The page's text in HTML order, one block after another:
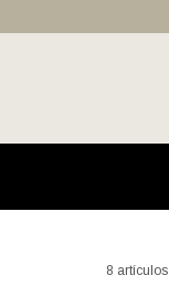
8 artículos